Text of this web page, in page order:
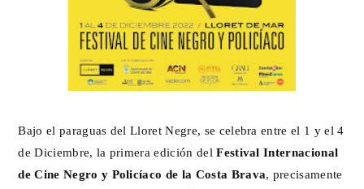
Bajo el paraguas del Lloret Negre, se celebra entre el 1 y el 4
de Diciembre, la primera edición delFestival Internacional
de Cine Negro y Policíaco de la Costa Brava, precisamente